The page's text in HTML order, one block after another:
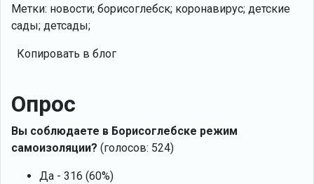
Метки: новости; борисоглебск; коронавирус; детские
сады; детсады;
Копировать в блог
Опрос
Вы соблюдаете в Борисоглебске режим
самоизоляции? (голосов: 524)
Да - 316 (60%)